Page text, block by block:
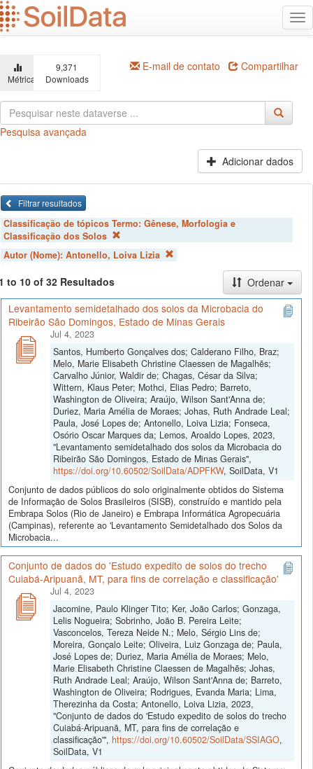
Ir
para
o
principal
Métricas
9,371
Downloads
E-mail de contato Compartilhar
Pesquisa avançada
Adicionar dados
Filtrar resultados
Classificação de tópicos Termo: Gênese, Morfologia e
Classificação dos Solos
Autor (Nome): Antonello, Loiva Lizia
to 10 of 32 Resultados
Ordenar
Levantamento semidetalhado dos solos da Microbacia do
Ribeirão São Domingos, Estado de Minas Gerais
Jul 4, 2023
Santos, Humberto Gonçalves dos; Calderano Filho, Braz;
Melo, Marie Elisabeth Christine Claessen de Magalhẽs;
Carvalho Júnior, Waldir de; Chagas, César da Silva;
Wittern, Klaus Peter; Mothci, Elias Pedro; Barreto,
Washington de Oliveira; Araújo, Wilson Sant'Anna de;
Duriez, Maria Amélia de Moraes; Johas, Ruth Andrade Leal;
Paula, José Lopes de; Antonello, Loiva Lizia; Fonseca,
Osório Oscar Marques da; Lemos, Aroaldo Lopes, 2023,
"Levantamento semidetalhado dos solos da Microbacia do
Ribeirão São Domingos, Estado de Minas Gerais",
https://doi.org/10.60502/SoilData/ADPFKW, SoilData, V1
Conjunto de dados públicos do solo originalmente obtidos do Sistema
de Informação de Solos Brasileiros (SISB), construído e mantido pela
Embrapa Solos (Rio de Janeiro) e Embrapa Informática Agropecuária
(Campinas), referente ao 'Levantamento Semidetalhado dos Solos da
Microbacia...
Conjunto de dados do 'Estudo expedito de solos do trecho
Cuiabá-Aripuanã, MT, para fins de correlação e classificação'
Jul 4, 2023
Jacomine, Paulo Klinger Tito; Ker, João Carlos; Gonzaga,
Lelis Nogueira; Sobrinho, João B. Pereira Leite;
Vasconcelos, Tereza Neide N.; Melo, Sérgio Lins de;
Moreira, Gonçalo Leite; Oliveira, Luiz Gonzaga de; Paula,
José Lopes de; Duriez, Maria Amélia de Moraes; Melo,
Marie Elisabeth Christine Claessen de Magalhẽs; Johas,
Ruth Andrade Leal; Araújo, Wilson Sant'Anna de; Barreto,
Washington de Oliveira; Rodrigues, Evanda Maria; Lima,
Therezinha da Costa; Antonello, Loiva Lizia, 2023,
"Conjunto de dados do 'Estudo expedito de solos do trecho
Cuiabá-Aripuanã, MT, para fins de correlação e
classificação'", https://doi.org/10.60502/SoilData/SSIAGO,
SoilData, V1